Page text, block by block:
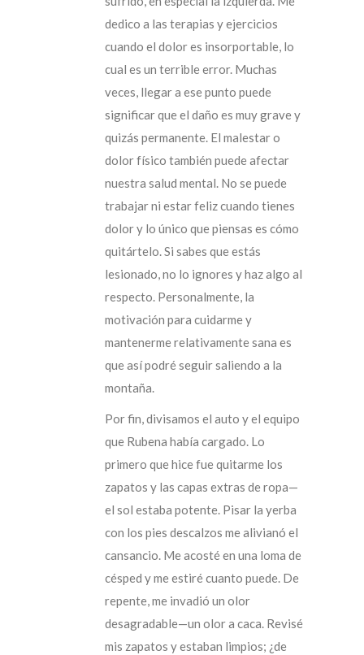
dedico a las terapias y ejercicios
cuando el dolor es insorportable, lo
cual es un terrible error. Muchas
veces, llegar a ese punto puede
significar que el daño es muy grave y
quizás permanente. El malestar o
dolor físico también puede afectar
nuestra salud mental. No se puede
trabajar ni estar feliz cuando tienes
dolor y lo único que piensas es cómo
quitártelo. Si sabes que estás
lesionado, no lo ignores y haz algo al
respecto. Personalmente, la
motivación para cuidarme y
mantenerme relativamente sana es
que así podré seguir saliendo a la
montaña.
Por fin, divisamos el auto y el equipo
que Rubena había cargado. Lo
primero que hice fue quitarme los
zapatos y las capas extras de ropa—
el sol estaba potente. Pisar la yerba
con los pies descalzos me alivianó el
cansancio. Me acosté en una loma de
césped y me estiré cuanto puede. De
repente, me invadió un olor
desagradable—un olor a caca. Revisé
mis zapatos y estaban limpios; ¿de